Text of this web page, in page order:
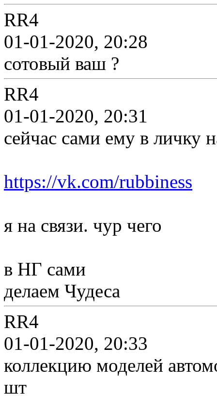
RR4
01-01-2020, 20:28
сотовый ваш ?
RR4
01-01-2020, 20:31
сейчас сами ему в личку
https://vk.com/rubbiness
я на связи. чур чего
в НГ сами
делаем Чудеса
RR4
01-01-2020, 20:33
коллекцию моделей
шт